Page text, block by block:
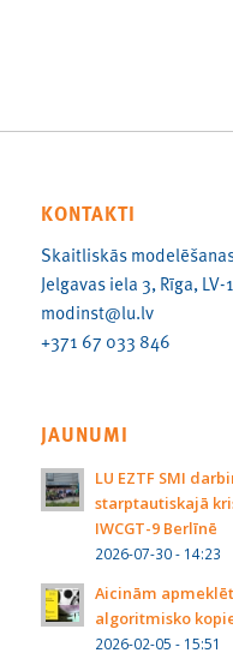
KONTAKTI
Skaitliskās
Jelgavas iela 3, Rīga,
modinst@lu.lv
+371 67 033 846
JAUNUMI
LU EZTF SMI
starptautiskajā
IWCGT-9 Berlīnē
2026-07-30 - 14:23
Aicinām
algoritmisko
2026-02-05 - 15:51